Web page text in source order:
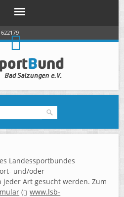
Landessportbundes
und/oder
Art gesucht werden. Zum
(
www.lsb-